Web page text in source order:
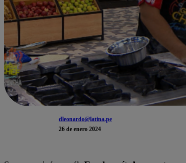
dleonardo@latina.pe
26 de enero 2024